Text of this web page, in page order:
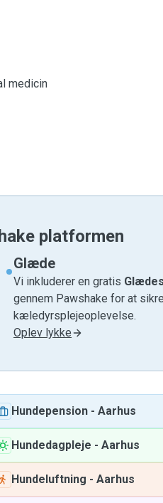
medicin
platformen
Glæde
Vi inkluderer en gratis
gennem Pawshake for at
kæledyrsplejeoplevelse.
Oplev lykke
Hundepension - Aarhus
Hundedagpleje - Aarhus
Hundeluftning - Aarhus